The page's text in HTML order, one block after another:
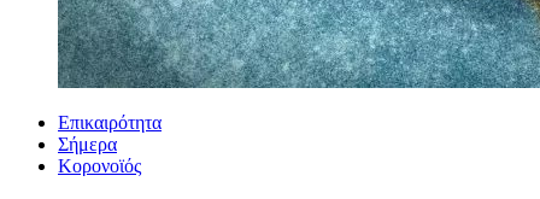
Επικαιρότητα
Σήμερα
Κορονοϊός